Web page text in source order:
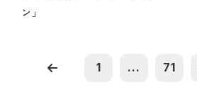
ン」
1 ... 71